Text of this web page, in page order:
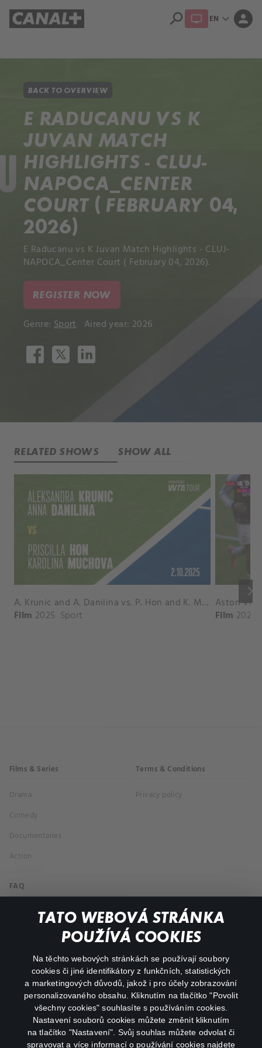
TATO WEBOVÁ STRÁNKA
POUŽÍVÁ COOKIES
Na těchto webových stránkách se používají soubory
cookies či jiné identifikátory z funkčních, statistických
a marketingových důvodů, jakož i pro účely zobrazování
personalizovaného obsahu. Kliknutím na tlačítko "Povolit
všechny cookies" souhlasíte s používáním cookies.
Nastavení souborů cookies můžete změnit kliknutím
na tlačítko "Nastavení". Svůj souhlas můžete odvolat či
spravovat a více informací o používání cookies najdete
search EN expand_more person
BACK TO OVERVIEW
E RADUCANU VS K
JUVAN MATCH
HIGHLIGHTS - CLUJ-
NAPOCA_CENTER
COURT ( FEBRUARY 04,
2026)
E Raducanu vs K Juvan Match Highlights - CLUJ-
NAPOCA_Center Court ( February 04, 2026).
REGISTER NOW
Genre: Sport Aired year: 2026
RELATED SHOWS SHOW ALL
keyboard_arrow_right
A. Krunic and A. Danilina vs. P. Hon and K. Muchova Match Highlights - BEIJING_Capital Group Diamond ( October 02, 2025)
Film 2025 Sport Film 2026
Films & Series
Drama
Comedy
Documentaries
Action
Terms & Conditions
Privacy policy
FAQ
My profile
facebookinstagram
youtube